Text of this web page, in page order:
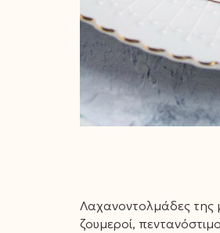
Λαχανοντολμάδες της
ζουμεροί,